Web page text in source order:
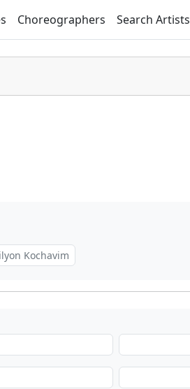
Choreographers Search Artists
Kochavim